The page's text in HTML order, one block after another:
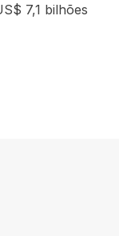
7,1 bilhões